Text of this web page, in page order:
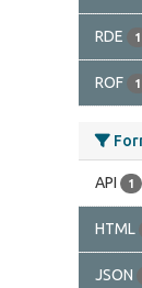
RDE 1
ROF 1
API 1
HTML
JSON